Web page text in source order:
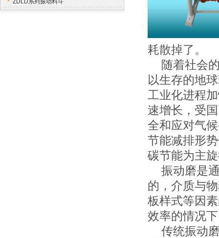
ZDLD系列振动料斗
耗散掉了。
随着社会的
以生存的地
工业化进程
速增长，受
全和应对气
节能减排形
碳节能为主
振动磨是通
的，介质与
板样式等因
效率的情况
传统振动磨